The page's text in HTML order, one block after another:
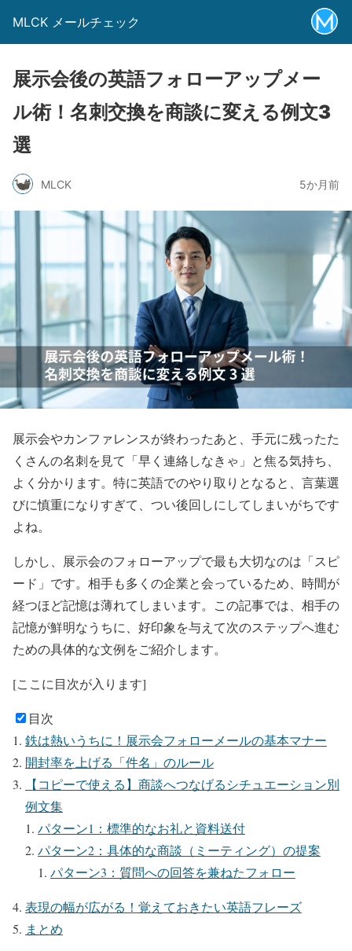
MLCK メールチェック
展示会後の英語フォローアップメー
ル術！名刺交換を商談に変える例文3
選
MLCK 5か月前
展示会やカンファレンスが終わったあと、手元に残ったた
くさんの名刺を見て「早く連絡しなきゃ」と焦る気持ち、
よく分かります。特に英語でのやり取りとなると、言葉選
びに慎重になりすぎて、つい後回しにしてしまいがちです
よね。
しかし、展示会のフォローアップで最も大切なのは「スピ
ード」です。相手も多くの企業と会っているため、時間が
経つほど記憶は薄れてしまいます。この記事では、相手の
記憶が鮮明なうちに、好印象を与えて次のステップへ進む
ための具体的な文例をご紹介します。
[ここに目次が入ります]
目次
鉄は熱いうちに！展示会フォローメールの基本マナー
開封率を上げる「件名」のルール
【コピーで使える】商談へつなげるシチュエーション別
例文集
パターン1：標準的なお礼と資料送付
パターン2：具体的な商談（ミーティング）の提案
パターン3：質問への回答を兼ねたフォロー
表現の幅が広がる！覚えておきたい英語フレーズ
まとめ